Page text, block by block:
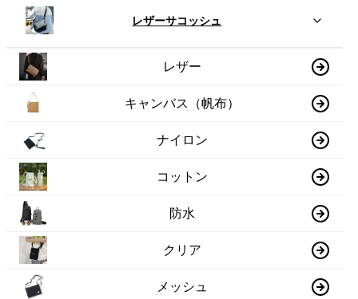
レザーサコッシュ
レザー
キャンバス（帆布）
ナイロン
コットン
防水
クリア
メッシュ